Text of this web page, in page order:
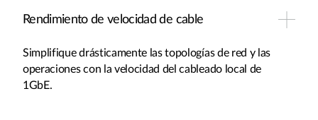
Rendimiento de velocidad de cable
Simplifique drásticamente las topologías de red y las
operaciones con la velocidad del cableado local de
1GbE.